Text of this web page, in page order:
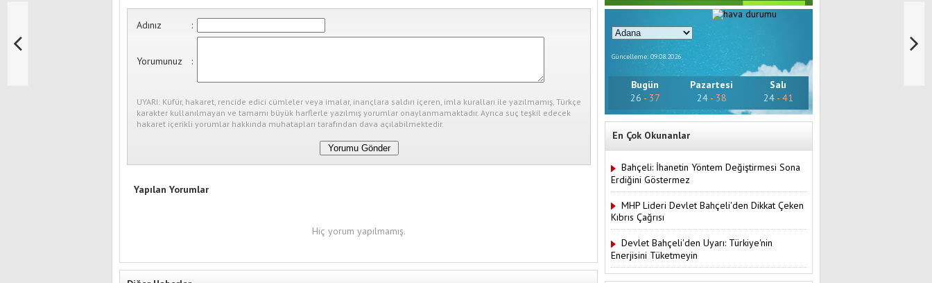
Adınız :
Yorumunuz :
UYARI: Küfür, hakaret, rencide edici cümleler veya imalar, inançlara saldırı içeren, imla kuralları ile yazılmamış, Türkçe
karakter kullanılmayan ve tamamı büyük harflerle yazılmış yorumlar onaylanmamaktadır. Ayrıca suç teşkil edecek
hakaret içerikli yorumlar hakkında muhatapları tarafından dava açılabilmektedir.
Yapılan Yorumlar
Hiç yorum yapılmamış.
Güncelleme: 09.08.2026
Bugün
26 - 37
Pazartesi
24- 38
Salı
24- 41
En Çok Okunanlar
Bahçeli: İhanetin Yöntem Değiştirmesi Sona
Erdiğini Göstermez
MHP Lideri Devlet Bahçeli'den Dikkat Çeken
Kıbrıs Çağrısı
Devlet Bahçeli'den Uyarı: Türkiye'nin
Enerjisini Tüketmeyin